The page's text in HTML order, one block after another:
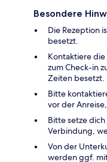
Besondere
Die Rezeption
besetzt.
Kontaktiere
zum Check-in
Zeiten besetzt.
Bitte
vor der
Bitte setze
Verbindung,
Von der
werden ggf.